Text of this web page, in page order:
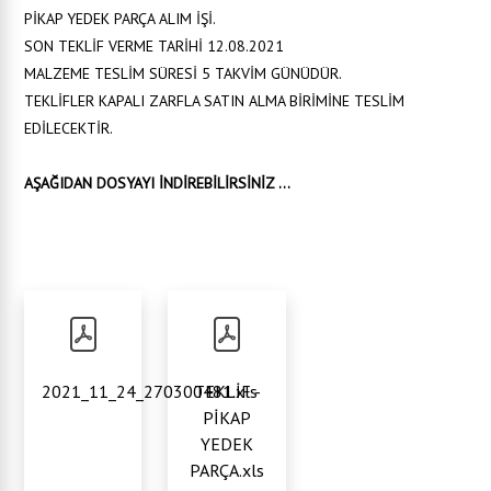
PİKAP YEDEK PARÇA ALIM İŞİ.
SON TEKLİF VERME TARİHİ 12.08.2021
MALZEME TESLİM SÜRESİ 5 TAKVİM GÜNÜDÜR.
TEKLİFLER KAPALI ZARFLA SATIN ALMA BİRİMİNE TESLİM
EDİLECEKTİR.
AŞAĞIDAN DOSYAYI İNDİREBİLİRSİNİZ ...
2021_11_24_270300481.xls
TEKLİF -
PİKAP
YEDEK
PARÇA.xls